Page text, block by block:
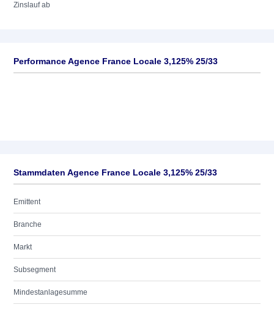
Zinslauf ab
Performance Agence France Locale 3,125% 25/33
Stammdaten Agence France Locale 3,125% 25/33
Emittent
Branche
Markt
Subsegment
Mindestanlagesumme